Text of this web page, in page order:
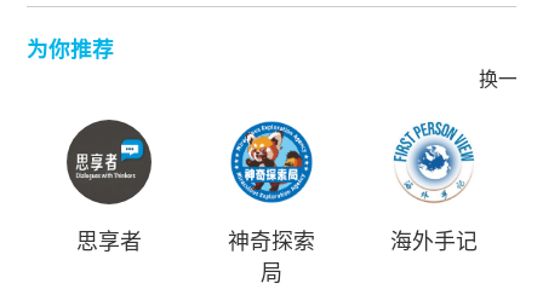
为你推荐
换一批
思享者
神奇探索
局
海外手记